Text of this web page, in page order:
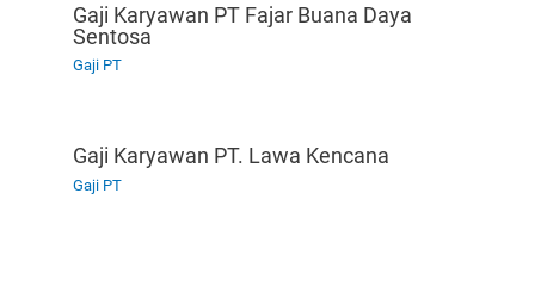
Gaji Karyawan PT Fajar Buana Daya
Sentosa
Gaji PT
Gaji Karyawan PT. Lawa Kencana
Gaji PT